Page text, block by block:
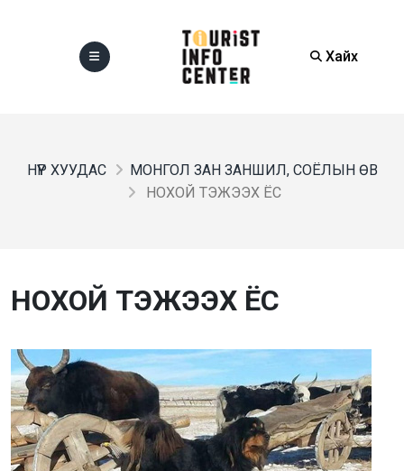
Хайх
НҮҮР ХУУДАС
МОНГОЛ ЗАН ЗАНШИЛ, СОЁЛЫН ӨВ
НОХОЙ ТЭЖЭЭХ ЁС
НОХОЙ ТЭЖЭЭХ ЁС